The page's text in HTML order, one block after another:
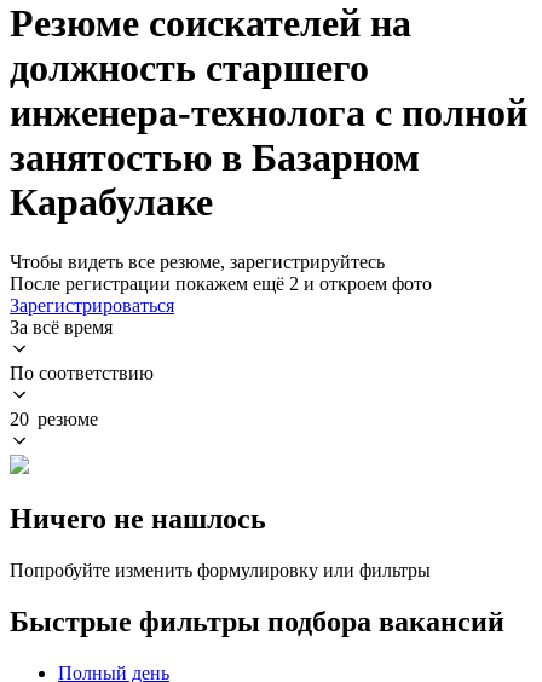
Резюме соискателей на
должность старшего
инженера-технолога с полной
занятостью в Базарном
Карабулаке
Чтобы видеть все резюме, зарегистрируйтесь
После регистрации покажем ещё 2 и откроем фото
Зарегистрироваться
За всё время
По соответствию
20 резюме
Ничего не нашлось
Попробуйте изменить формулировку или фильтры
Быстрые фильтры подбора вакансий
Полный день